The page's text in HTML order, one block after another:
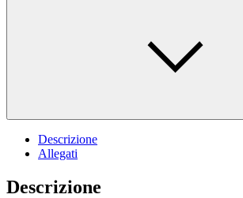
Descrizione
Allegati
Descrizione